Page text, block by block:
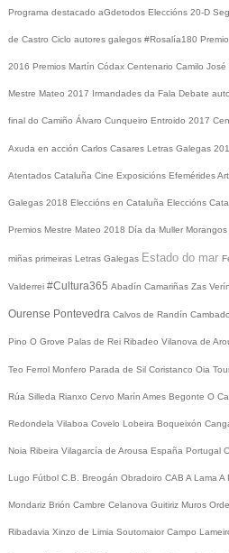
Programa destacado aGdetodos Eleccións 20-D
de Castro Ciclo autores galegos #Rosalía180
2016 Premios Martín Códax Centenario Camilo José
Mestre Mateo 2017 Irmandades da Fala Debate
final do Camiño Álvaro Cunqueiro Entroido 2017
Axuda en acción Carlos Casares Letras Galegas
Atentados Cataluña Cine Exposicións Efemérides
Galegas 2018 Eleccións en Cataluña Eleccións
Premios Mestre Mateo 2018 Día da Muller
miñas primeiras Letras Galegas Estado do mar
Valderrei #Cultura365 Abadín Camariñas Zas Verín
Ourense Pontevedra Calvos de Randín
Pino O Grove Palas de Rei Ribadeo Vilanova de
Teo Ferrol Monfero Parada de Sil Coristanco Oia
Rúa Silleda Rianxo Cervo Marín Ames Begonte O
Redondela Vilaboa Covelo Lobeira Boqueixón
Noia Ribeira Vilagarcía de Arousa España Portugal
Lugo Fútbol C.B. Breogán Obradoiro CAB A Lama A
Mondariz Brión Cambre Celanova Guitiriz Muros
Ribadavia Xinzo de Limia Soutomaior Campo